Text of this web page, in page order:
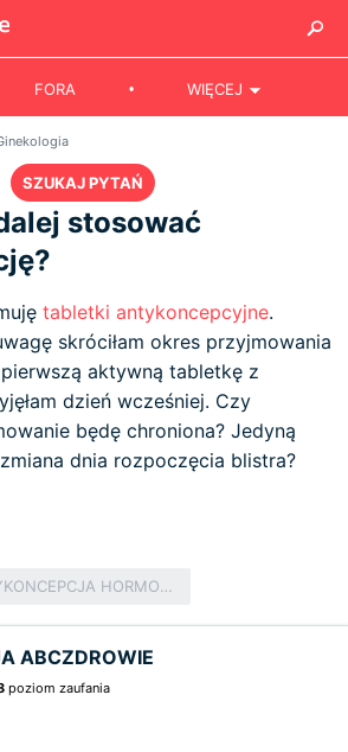
FORA WIĘCEJ
SZUKAJ PYTAŃ
stosować
tabletki antykoncepcyjne.
skróciłam okres przyjmowania
aktywną tabletkę z
dzień wcześniej. Czy
będę chroniona? Jedyną
dnia rozpoczęcia blistra?
ANTYKONCEPCJA HORMONALNA
ABCZDROWIE
poziom zaufania